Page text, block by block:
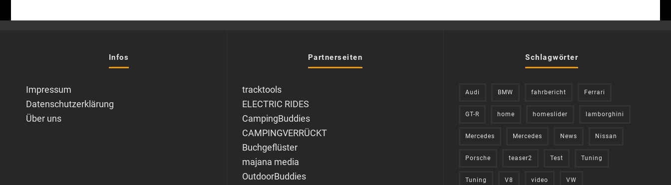
Infos
Impressum
Datenschutzerklärung
Über uns
Partnerseiten
tracktools
ELECTRIC RIDES
CampingBuddies
CAMPINGVERRÜCKT
Buchgeflüster
majana media
OutdoorBuddies
Schlagwörter
Audi BMW fahrbericht Ferrari
GT-R home homeslider lamborghini
Mercedes Mercedes News Nissan
Porsche teaser2 Test Tuning
Tuning V8 video VW